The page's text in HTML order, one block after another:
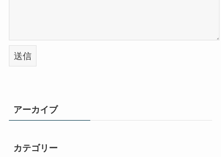
アーカイブ
カテゴリー